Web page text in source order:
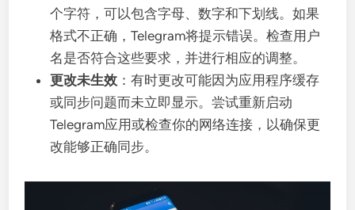
个字符，可以包含字母、数字和下划线。如果
格式不正确，Telegram将提示错误。检查用户
名是否符合这些要求，并进行相应的调整。
更改未生效 ：有时更改可能因为应用程序缓存
或同步问题而未立即显示。尝试重新启动
Telegram应用或检查你的网络连接，以确保更
改能够正确同步。